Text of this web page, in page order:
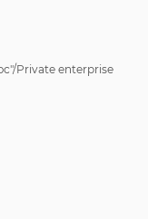
Private enterprise